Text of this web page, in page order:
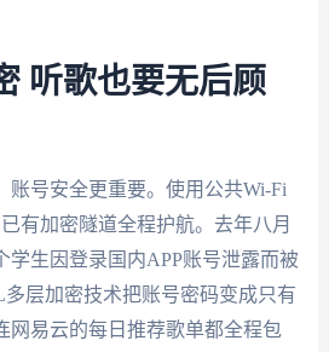
听歌也要无后顾
账号安全更重要。使用公共Wi-Fi
有加密隧道全程护航。去年八月
学生因登录国内APP账号泄露而被
多层加密技术把账号密码变成只有
网易云的每日推荐歌单都全程包